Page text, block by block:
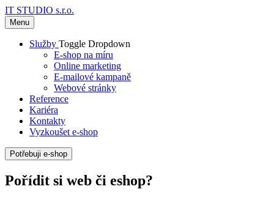
IT STUDIO s.r.o.
Menu
Služby Toggle Dropdown
E-shop na míru
Online marketing
E-mailové kampaně
Webové stránky
Reference
Kariéra
Kontakty
Vyzkoušet e-shop
Potřebuji e-shop
Pořídit si web či eshop?